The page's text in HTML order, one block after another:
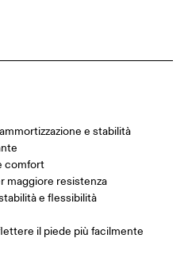
e stabilità
comfort
maggiore resistenza
e flessibilità
il piede più facilmente